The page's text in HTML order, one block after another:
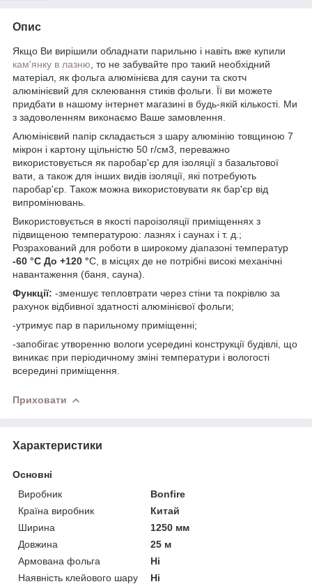
Опис
Якщо Ви вирішили обладнати парильню і навіть вже купили
кам'янку в лазню , то не забувайте про такий необхідний
матеріал, як фольга алюмінієва для сауни та скотч
алюмінієвий для склеювання стиків фольги. Її ви можете
придбати в нашому інтернет магазині в будь-якій кількості. Ми
з задоволенням виконаємо Ваше замовлення.
Алюмінієвий папір складається з шару алюмінію товщиною 7
мікрон і картону щільністю 50 г/см3, переважно
використовується як паробар'єр для ізоляції з базальтової
вати, а також для інших видів ізоляції, які потребують
паробар'єр. Також можна використовувати як бар'єр від
випромінювань.
Використовується в якості пароізоляції приміщеннях з
підвищеною температурою: лазнях і саунах і т. д.;
Розрахований для роботи в широкому діапазоні температур
-60 °С До +120 °С, в місцях де не потрібні високі механічні
навантаження (баня, сауна).
Функції: -зменшує тепловтрати через стіни та покрівлю за
рахунок відбивної здатності алюмінієвої фольги;
-утримує пар в парильному приміщенні;
-запобігає утворенню вологи усередині конструкції будівлі, що
виникає при періодичному зміні температури і вологості
всередині приміщення.
Приховати
Характеристики
Основні
Виробник
Bonfire
Країна виробник
Китай
Ширина
1250 мм
Довжина
25 м
Армована фольга
Ні
Наявність клейового шару
Ні